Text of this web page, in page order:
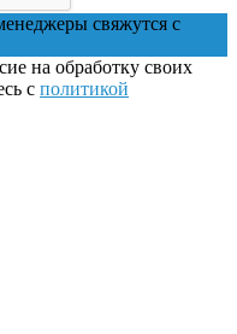
свяжутся с
на обработку своих
с политикой